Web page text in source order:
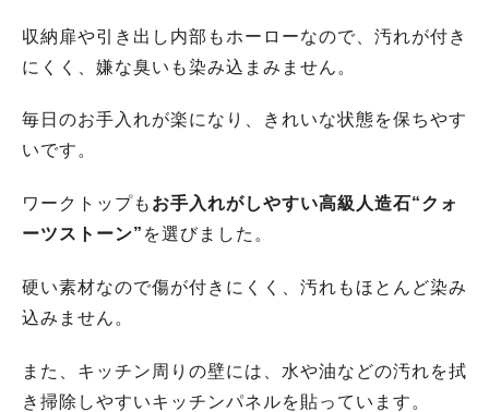
収納扉や引き出し内部もホーローなので、汚れが付き
にくく、嫌な臭いも染み込まみません。
毎日のお手入れが楽になり、きれいな状態を保ちやす
いです。
ワークトップも お手入れがしやすい高級人造石“クォ
ーツストーン” を選びました。
硬い素材なので傷が付きにくく、汚れもほとんど染み
込みません。
また、キッチン周りの壁には、水や油などの汚れを拭
き掃除しやすいキッチンパネルを貼っています。